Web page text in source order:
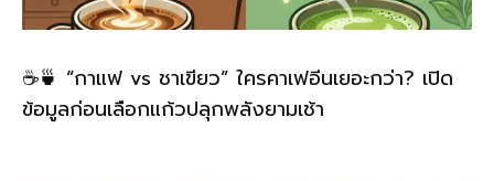
☕🍵 “กาแฟ vs ชาเขียว” ใครคาเฟอีนเยอะกว่า? เปิด
ข้อมูลก่อนเลือกแก้วปลุกพลังยามเช้า